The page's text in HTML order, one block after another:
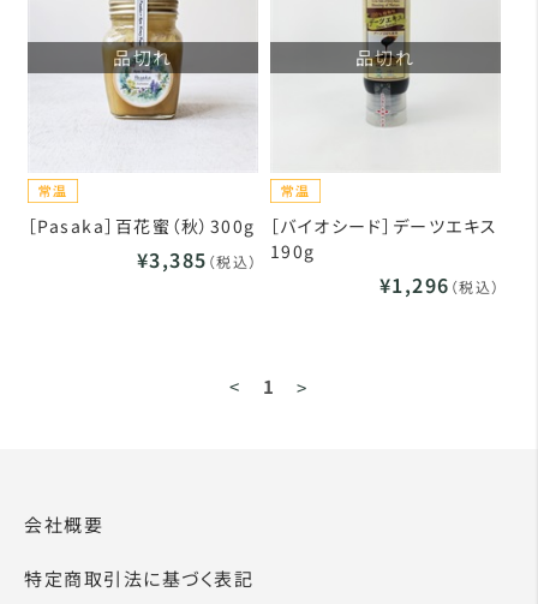
品切れ
［Pasaka］百花蜜（秋）300g
¥3,385 （税込）
品切れ
［バイオシード］デーツエキス
190g
¥1,296 （税込）
< 1 >
会社概要
特定商取引法に基づく表記